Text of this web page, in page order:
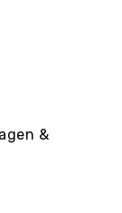
&